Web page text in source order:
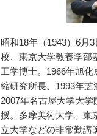
昭和18年（1943）6月
校、東京大学教養学部
工学博士。1966年旭
縮研究所長、1993年芝
2007年名古屋大学大学
授。多摩美術大学、東
立大学などの非常勤講